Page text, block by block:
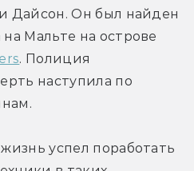
Дайсон. Он был найден
Мальте на острове
. Полиция
наступила по
успел поработать